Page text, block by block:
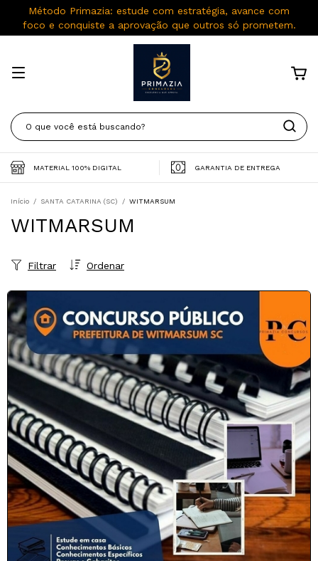
Método Primazia: estude com estratégia, avance com
foco e conquiste a aprovação que outros só prometem.
MATERIAL 100% DIGITAL GARANTIA DE ENTREGA
Início / SANTA CATARINA (SC) / WITMARSUM
WITMARSUM
Ordenar
Filtrar